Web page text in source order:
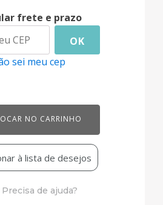
frete e prazo
OK
sei meu cep
NO CARRINHO
à lista de desejos
Precisa de ajuda?